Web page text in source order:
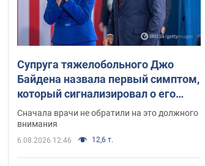
Супруга тяжелобольного Джо
Байдена назвала первый симптом,
который сигнализировал о его
"агрессивном" раке
Сначала врачи не обратили на это должного
внимания
6.08.2026 12:46 12,6 т.